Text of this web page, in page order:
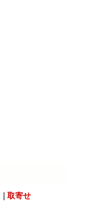
取寄せ